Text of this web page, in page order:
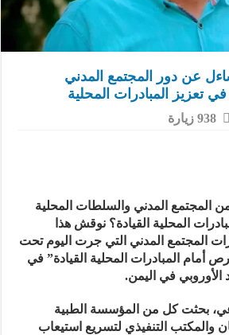
عن دور المجتمع المدني
تعزيز المبادرات المحلية
938 زيارة
المجتمع المدني والسلطات المحلية
المحلية القيادة؟ نوقش هذا
المجتمع المدني التي جرت اليوم تحت
أمام المبادرات المحلية القيادة” في
الأوروبي في اليمن.
بحثت كل من المؤسسة الطبية
والمكتب التنفيذي لتسريع استيعاب